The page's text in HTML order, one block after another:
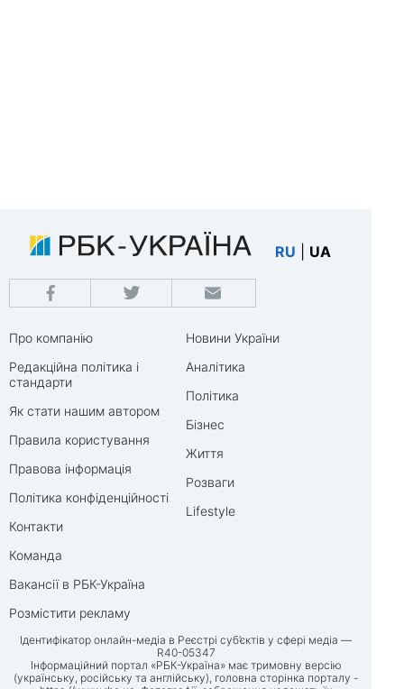
RU UA
Про компанію
Редакційна політика і
стандарти
Як стати нашим автором
Правила користування
Правова інформація
Політика конфіденційності
Контакти
Команда
Вакансії в РБК-Україна
Розмістити рекламу
Новини України
Аналітика
Політика
Бізнес
Життя
Розваги
Lifestyle
Ідентифікатор онлайн-медіа в Реєстрі суб’єктів у сфері медіа —
R40-05347
Інформаційний портал «РБК-Україна» має тримовну версію
(українську, російську та англійську), головна сторінка порталу -